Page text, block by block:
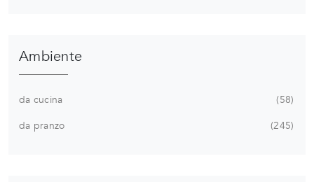
Ambiente
da cucina
58
da pranzo
245